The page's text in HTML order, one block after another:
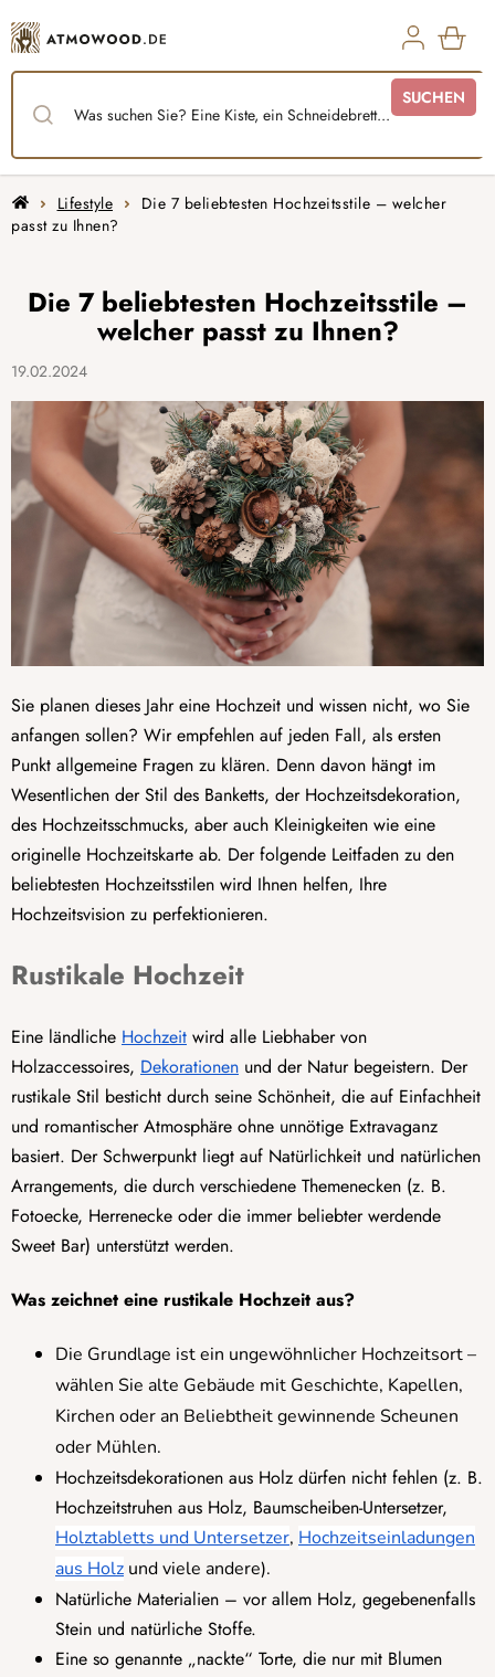
Inhalt
springen
SUCHEN
Startseite
Lifestyle
Die 7 beliebtesten Hochzeitsstile – welcher
passt zu Ihnen?
Die 7 beliebtesten Hochzeitsstile –
welcher passt zu Ihnen?
19.02.2024
Sie planen dieses Jahr eine Hochzeit und wissen nicht, wo Sie
anfangen sollen? Wir empfehlen auf jeden Fall, als ersten
Punkt allgemeine Fragen zu klären. Denn davon hängt im
Wesentlichen der Stil des Banketts, der Hochzeitsdekoration,
des Hochzeitsschmucks, aber auch Kleinigkeiten wie eine
originelle Hochzeitskarte ab. Der folgende Leitfaden zu den
beliebtesten Hochzeitsstilen wird Ihnen helfen, Ihre
Hochzeitsvision zu perfektionieren.
Rustikale Hochzeit
Eine ländliche Hochzeit wird alle Liebhaber von
Holzaccessoires, Dekorationen und der Natur begeistern. Der
rustikale Stil besticht durch seine Schönheit, die auf Einfachheit
und romantischer Atmosphäre ohne unnötige Extravaganz
basiert. Der Schwerpunkt liegt auf Natürlichkeit und natürlichen
Arrangements, die durch verschiedene Themenecken (z. B.
Fotoecke, Herrenecke oder die immer beliebter werdende
Sweet Bar) unterstützt werden.
Was zeichnet eine rustikale Hochzeit aus?
Die Grundlage ist ein ungewöhnlicher Hochzeitsort –
wählen Sie alte Gebäude mit Geschichte, Kapellen,
Kirchen oder an Beliebtheit gewinnende Scheunen
oder Mühlen.
Hochzeitsdekorationen aus Holz dürfen nicht fehlen (z. B.
Hochzeitstruhen aus Holz, Baumscheiben-Untersetzer,
Holztabletts und Untersetzer, Hochzeitseinladungen
aus Holz und viele andere).
Natürliche Materialien – vor allem Holz, gegebenenfalls
Stein und natürliche Stoffe.
Eine so genannte „nackte“ Torte, die nur mit Blumen